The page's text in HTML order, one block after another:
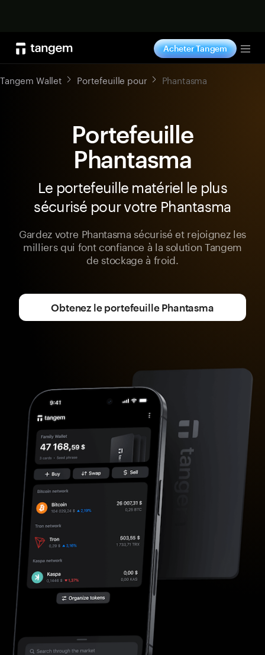
Acheter Tangem
Tangem Wallet Portefeuille pour Phantasma
Portefeuille
Phantasma
Le portefeuille matériel le plus
sécurisé pour votre Phantasma
Gardez votre Phantasma sécurisé et rejoignez les
milliers qui font confiance à la solution Tangem
de stockage à froid.
Obtenez le portefeuille Phantasma